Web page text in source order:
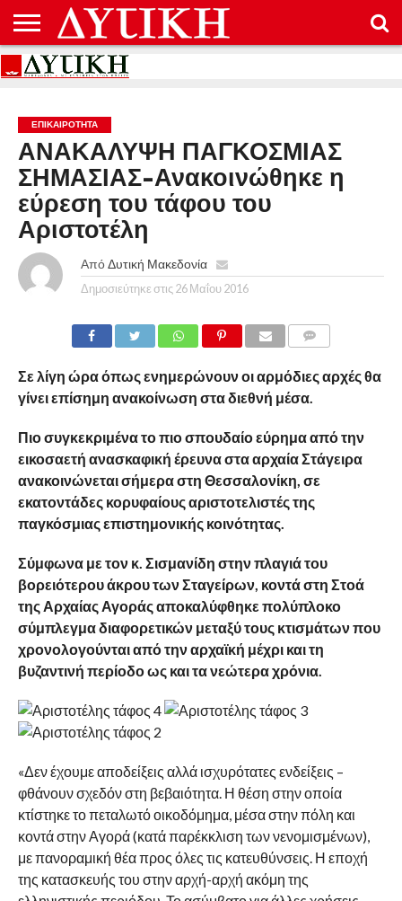
ΑΡΧΙΚΉ
ΕΠΙΚΟΙΝΩΝΊΑ
ΌΡΟΙ
ΠΡΟΣΤΑΣΊΑ
ΕΠΙΚΑΙΡΟΤΗΤΑ
ΑΝΑΚΑΛΥΨΗ ΠΑΓΚΟΣΜΙΑΣ
ΣΗΜΑΣΙΑΣ-Ανακοινώθηκε η
εύρεση του τάφου του
Αριστοτέλη
Από Δυτική Μακεδονία
Δημοσιεύτηκε στις 26 Μαΐου 2016
Σε λίγη ώρα όπως ενημερώνουν οι αρμόδιες αρχές θα
γίνει επίσημη ανακοίνωση στα διεθνή μέσα.
Πιο συγκεκριμένα το πιο σπουδαίο εύρημα από την
εικοσαετή ανασκαφική έρευνα στα αρχαία Στάγειρα
ανακοινώνεται σήμερα στη Θεσσαλονίκη, σε
εκατοντάδες κορυφαίους αριστοτελιστές της
παγκόσμιας επιστημονικής κοινότητας.
Σύμφωνα με τον κ. Σισμανίδη στην πλαγιά του
βορειότερου άκρου των Σταγείρων, κοντά στη Στοά
της Αρχαίας Αγοράς αποκαλύφθηκε πολύπλοκο
σύμπλεγμα διαφορετικών μεταξύ τους κτισμάτων που
χρονολογούνται από την αρχαϊκή μέχρι και τη
βυζαντινή περίοδο ως και τα νεώτερα χρόνια.
«Δεν έχουμε αποδείξεις αλλά ισχυρότατες ενδείξεις –
φθάνουν σχεδόν στη βεβαιότητα. Η θέση στην οποία
κτίστηκε το πεταλωτό οικοδόμημα, μέσα στην πόλη και
κοντά στην Αγορά (κατά παρέκκλιση των νενομισμένων),
με πανοραμική θέα προς όλες τις κατευθύνσεις. Η εποχή
της κατασκευής του στην αρχή-αρχή ακόμη της